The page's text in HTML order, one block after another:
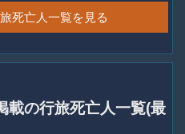
死亡人一覧を見る
載の行旅死亡人一覧(最